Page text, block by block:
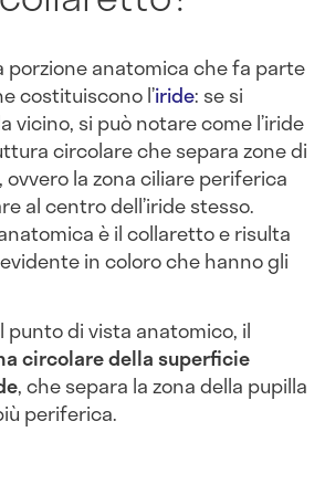
porzione anatomica che fa parte
costituiscono l’iride: se si
vicino, si può notare come l’iride
circolare che separa zone di
la zona ciliare periferica
al centro dell’iride stesso.
è il collaretto e risulta
in coloro che hanno gli
punto di vista anatomico, il
circolare della superficie
, che separa la zona della pupilla
periferica.